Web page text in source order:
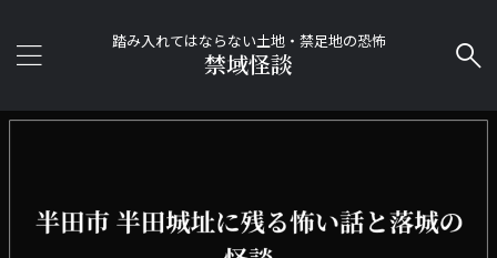
踏み入れてはならない土地・禁足地の恐怖
禁域怪談